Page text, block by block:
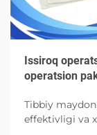
Issiroq
operatsion
Tibbiy
effektivligi va